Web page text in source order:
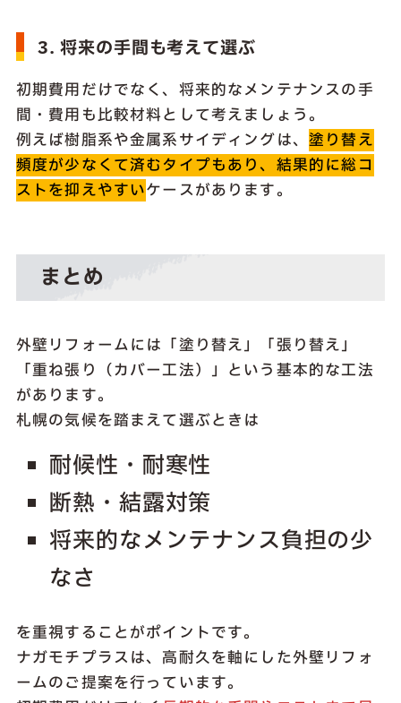
3. 将来の手間も考えて選ぶ
初期費用だけでなく、将来的なメンテナンスの手
間・費用も比較材料として考えましょう。
例えば樹脂系や金属系サイディングは、 塗り替え
頻度が少なくて済むタイプもあり、結果的に総コ
ストを抑えやすいケースがあります。
まとめ
外壁リフォームには「塗り替え」「張り替え」
「重ね張り（カバー工法）」という基本的な工法
があります。
札幌の気候を踏まえて選ぶときは
耐候性・耐寒性
断熱・結露対策
将来的なメンテナンス負担の少
なさ
を重視することがポイントです。
ナガモチプラスは、高耐久を軸にした外壁リフォ
ームのご提案を行っています。